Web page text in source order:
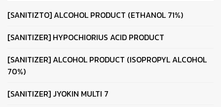
[SANITIZTO] ALCOHOL PRODUCT (ETHANOL 71%)
[SANITIZER] HYPOCHIORIUS ACID PRODUCT
[SANITIZER] ALCOHOL PRODUCT (ISOPROPYL ALCOHOL
70%)
[SANITIZER] JYOKIN MULTI 7